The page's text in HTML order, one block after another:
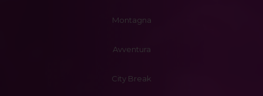
Montagna
Avventura
City Break